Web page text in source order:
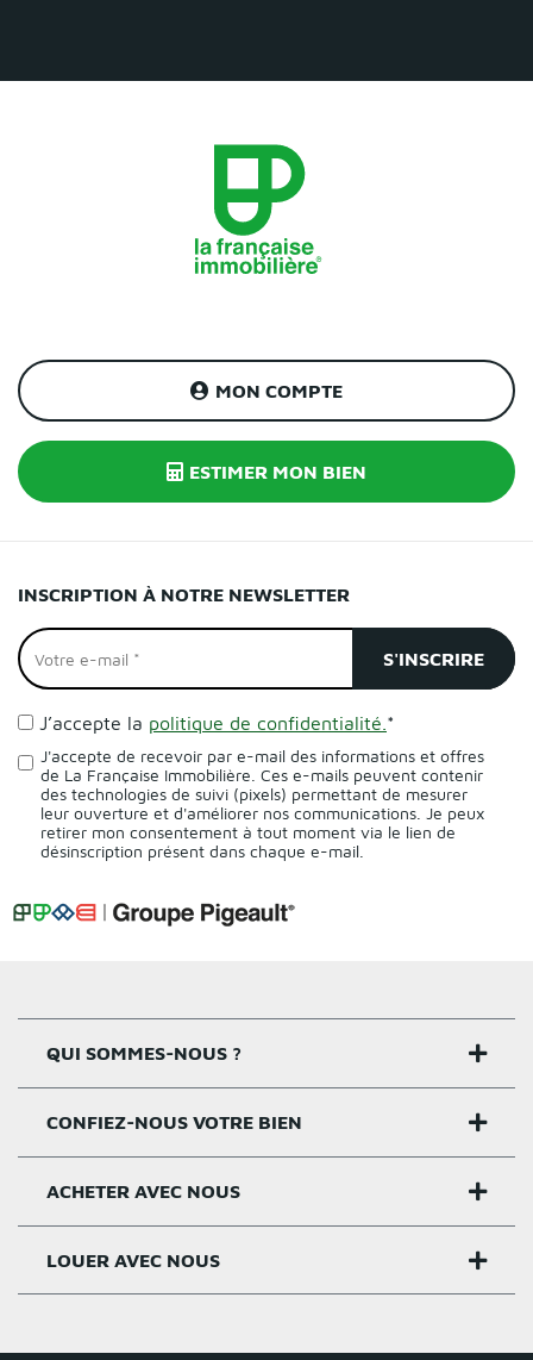
MON COMPTE
ESTIMER MON BIEN
INSCRIPTION À NOTRE NEWSLETTER
J’accepte la politique de confidentialité. *
J'accepte de recevoir par e-mail des informations et offres
de La Française Immobilière. Ces e-mails peuvent contenir
des technologies de suivi (pixels) permettant de mesurer
leur ouverture et d'améliorer nos communications. Je peux
retirer mon consentement à tout moment via le lien de
désinscription présent dans chaque e-mail.
QUI SOMMES-NOUS ?
Nos agences
Notre histoire
Nos valeurs
CONFIEZ-NOUS VOTRE BIEN
Estimer un bien
Critères estimation
ACHETER AVEC NOUS
Acheter sur Rennes
LOUER AVEC NOUS